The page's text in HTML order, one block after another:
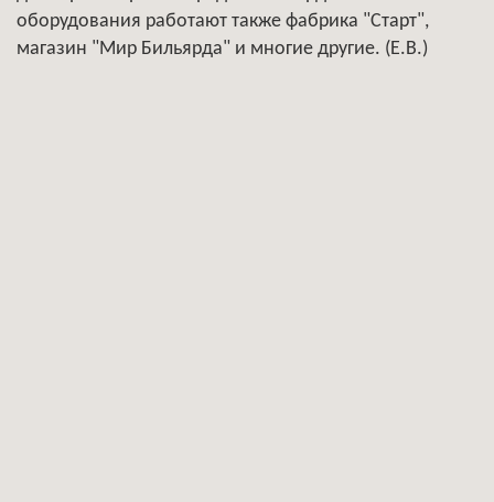
оборудования работают также фабрика "Старт",
магазин "Мир Бильярда" и многие другие. (Е.В.)